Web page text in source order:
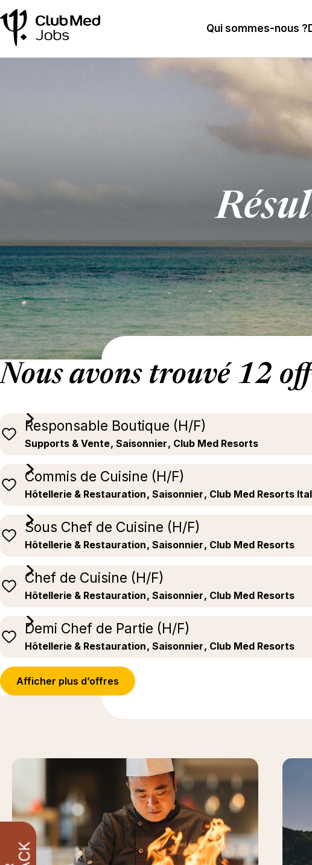
Qui sommes-nous ?
Nous avons trouvé 12
Responsable Boutique (H/F)
Supports & Vente, Saisonnier, Club Med Resorts
Commis de Cuisine (H/F)
Hôtellerie & Restauration, Saisonnier, Club Med Resorts
Sous Chef de Cuisine (H/F)
Hôtellerie & Restauration, Saisonnier, Club Med Resorts
Chef de Cuisine (H/F)
Hôtellerie & Restauration, Saisonnier, Club Med Resorts
Demi Chef de Partie (H/F)
Hôtellerie & Restauration, Saisonnier, Club Med Resorts
Afficher plus d’offres